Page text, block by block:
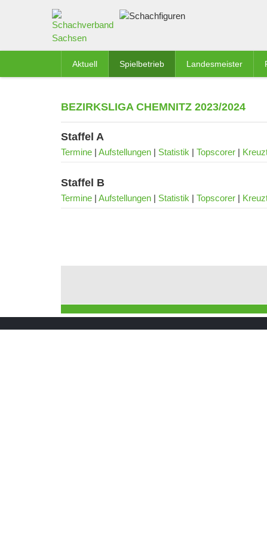
Aktuell Spielbetrieb Landesmeister
BEZIRKSLIGA CHEMNITZ 2023/2024
Staffel A
Termine | Aufstellungen | Statistik | Topscorer |
Staffel B
Termine | Aufstellungen | Statistik | Topscorer |